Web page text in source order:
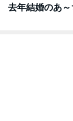
去年結婚のあ